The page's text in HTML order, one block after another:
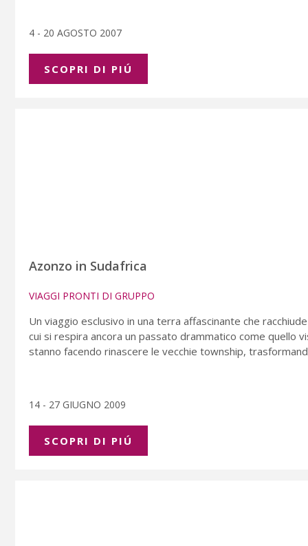
4 - 20 AGOSTO 2007
SCOPRI DI PIÚ
Azonzo in Sudafrica
VIAGGI PRONTI DI GRUPPO
Un viaggio esclusivo in una terra affascinante che
cui si respira ancora un passato drammatico come quello
stanno facendo rinascere le vecchie township,
14 - 27 GIUGNO 2009
SCOPRI DI PIÚ